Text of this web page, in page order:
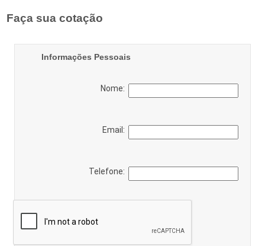
Faça sua cotação
Informações Pessoais
Nome:
Email:
Telefone: